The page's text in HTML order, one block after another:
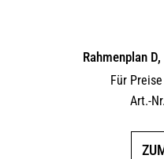
Rahmenplan
Für
Art.-